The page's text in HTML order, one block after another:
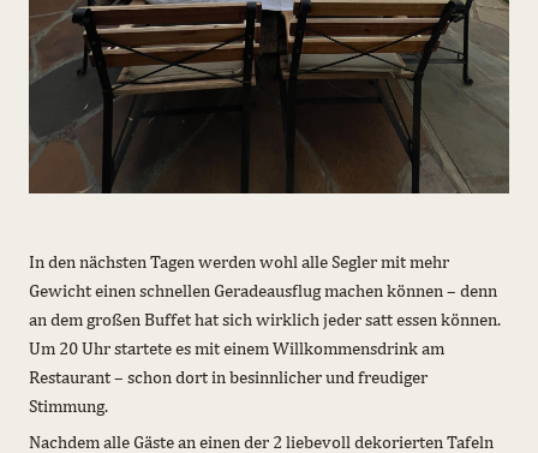
In den nächsten Tagen werden wohl alle Segler mit mehr
Gewicht einen schnellen Geradeausflug machen können – denn
an dem großen Buffet hat sich wirklich jeder satt essen können.
Um 20 Uhr startete es mit einem Willkommensdrink am
Restaurant – schon dort in besinnlicher und freudiger
Stimmung.
Nachdem alle Gäste an einen der 2 liebevoll dekorierten Tafeln